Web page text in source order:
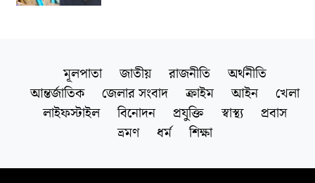
মূলপাতা জাতীয় রাজনীতি
অর্থনীতি
আন্তর্জাতিক
জেলার সংবাদ ক্রাইম আইন
খেলা
লাইফস্টাইল
বিনোদন প্রযুক্তি স্বাস্থ্য
প্রবাস
ভ্রমণ
ধর্ম শিক্ষা